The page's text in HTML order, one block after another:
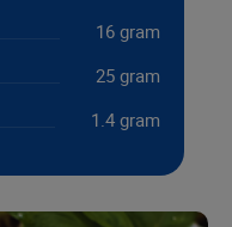
16 gram
25 gram
1.4 gram